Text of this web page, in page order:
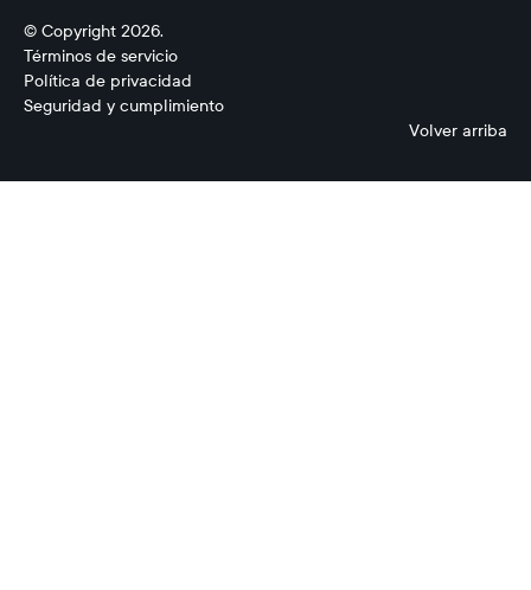
© Copyright 2026.
Términos de servicio
Política de privacidad
Seguridad y cumplimiento
Volver arriba